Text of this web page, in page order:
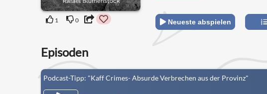
1 0 Neueste abspielen
Episoden
Podcast-Tipp: "Kaff Crimes- Absurde Verbrechen aus der Provinz"